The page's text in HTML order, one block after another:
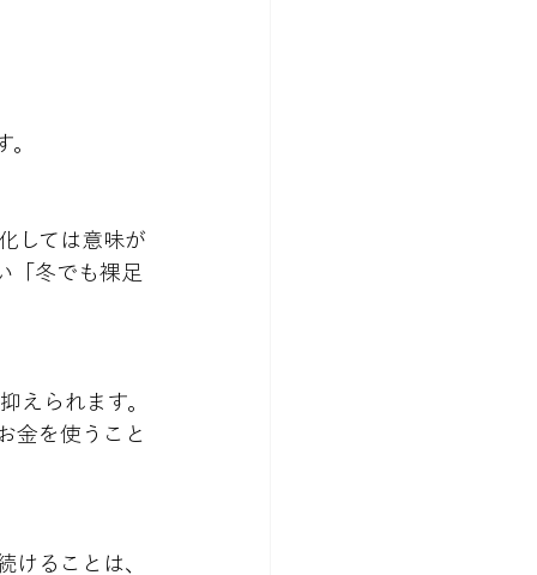
。
しては意味が
「冬でも裸足
金を使うこと
けることは、